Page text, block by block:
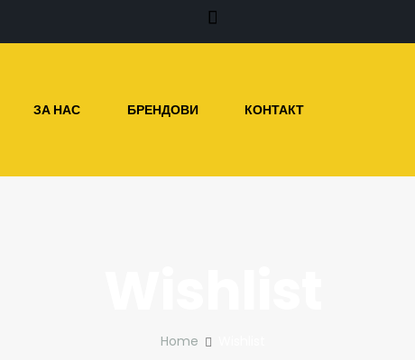
ЗА НАС БРЕНДОВИ КОНТАКТ
Home